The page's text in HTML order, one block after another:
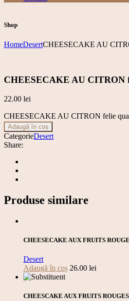
Shop
HomeDesertCHEESECAKE AU
CHEESECAKE AU CITRON
22.00 lei
CHEESECAKE AU CITRON felie
Adaugă în coș
CategorieDesert
Share:
Produse similare
CHEESECAKE AUX FRUITS
Desert
Adaugă în coș 26.00 lei
CHEESCAKE AUX FRUITS